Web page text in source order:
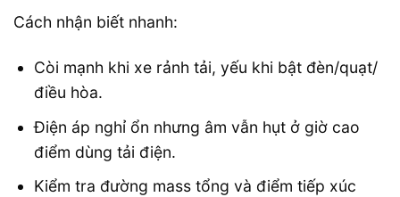
Cách nhận biết nhanh:
Còi mạnh khi xe rảnh tải, yếu khi bật đèn/quạt/
điều hòa.
Điện áp nghỉ ổn nhưng âm vẫn hụt ở giờ cao
điểm dùng tải điện.
Kiểm tra đường mass tổng và điểm tiếp xúc